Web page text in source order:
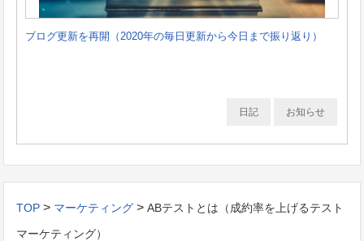
ブログ更新を再開（2020年の毎日更新から今日まで振り返り）
お知らせ
日記
TOP > マーケティング >ABテストとは（成約率を上げるテスト
マーケティング）